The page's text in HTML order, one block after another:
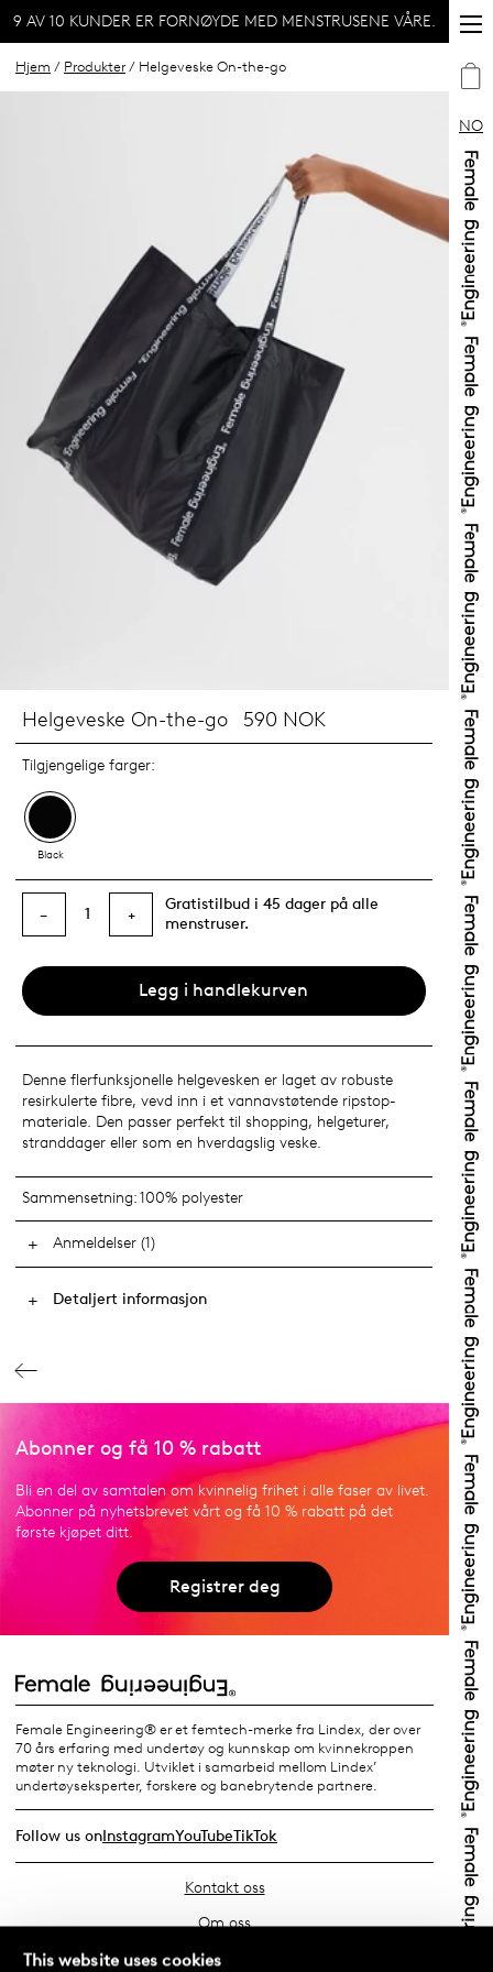
This website uses cookies
NO
9 AV 10 KUNDER ER FORNØYDE MED MENSTRUSENE VÅRE.
Hjem / Produkter/ Helgeveske On-the-go
Helgeveske On-the-go 590 NOK
Tilgjengelige farger:
Black
− 1 +
Gratistilbud i 45 dager på alle
menstruser.
Legg i handlekurven
Denne flerfunksjonelle helgevesken er laget av robuste
resirkulerte fibre, vevd inn i et vannavstøtende ripstop-
materiale. Den passer perfekt til shopping, helgeturer,
stranddager eller som en hverdagslig veske.
Sammensetning:100% polyester
Anmeldelser (1)
Detaljert informasjon
Abonner og få 10 % rabatt
Bli en del av samtalen om kvinnelig frihet i alle faser av livet.
Abonner på nyhetsbrevet vårt og få 10 % rabatt på det
første kjøpet ditt.
Registrer deg
Female Engineering® er et femtech-merke fra Lindex, der over
70 års erfaring med undertøy og kunnskap om kvinnekroppen
møter ny teknologi. Utviklet i samarbeid mellom Lindex’
undertøyseksperter, forskere og banebrytende partnere.
Follow us onInstagramYouTubeTikTok
Kontakt oss
Om oss
Finn din butikk